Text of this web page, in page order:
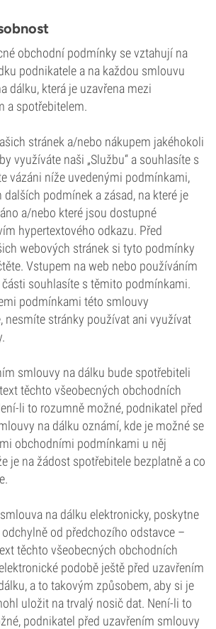
obchodní podmínky se vztahují na
podnikatele a na každou smlouvu
dálku, která je uzavřena mezi
a spotřebitelem.
stránek a/nebo nákupem jakéhokoli
využíváte naši „Službu“ a souhlasíte s
vázáni níže uvedenými podmínkami,
dalších podmínek a zásad, na které je
a/nebo které jsou dostupné
hypertextového odkazu. Před
webových stránek si tyto podmínky
Vstupem na web nebo používáním
souhlasíte s těmito podmínkami.
podmínkami této smlouvy
nesmíte stránky používat ani využívat
smlouvy na dálku bude spotřebiteli
těchto všeobecných obchodních
li to rozumně možné, podnikatel před
na dálku oznámí, kde je možné se
obchodními podmínkami u něj
je na žádost spotřebitele bezplatně a co
na dálku elektronicky, poskytne
od předchozího odstavce –
těchto všeobecných obchodních
podobě ještě před uzavřením
a to takovým způsobem, aby si je
uložit na trvalý nosič dat. Není-li to
podnikatel před uzavřením smlouvy